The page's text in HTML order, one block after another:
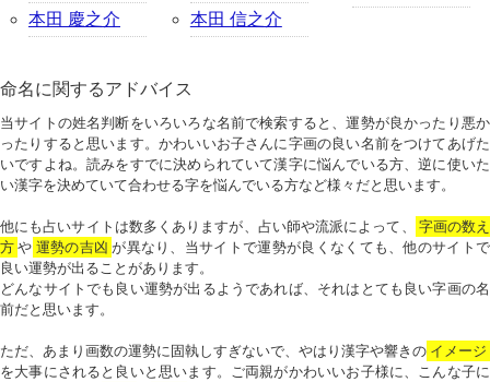
本田 慶之介
本田 信之介
命名に関するアドバイス
当サイトの姓名判断をいろいろな名前で検索すると、運勢が良かったり悪か
ったりすると思います。かわいいお子さんに字画の良い名前をつけてあげた
いですよね。読みをすでに決められていて漢字に悩んでいる方、逆に使いた
い漢字を決めていて合わせる字を悩んでいる方など様々だと思います。
他にも占いサイトは数多くありますが、占い師や流派によって、
字画の数え
方 や 運勢の吉凶 が異なり、当サイトで運勢が良くなくても、他のサイトで
良い運勢が出ることがあります。
どんなサイトでも良い運勢が出るようであれば、それはとても良い字画の名
前だと思います。
ただ、あまり画数の運勢に固執しすぎないで、やはり漢字や響きの イメージ
を大事にされると良いと思います。ご両親がかわいいお子様に、こんな子に